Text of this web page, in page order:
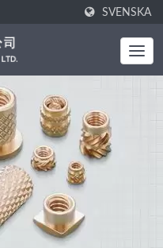
SVENSKA